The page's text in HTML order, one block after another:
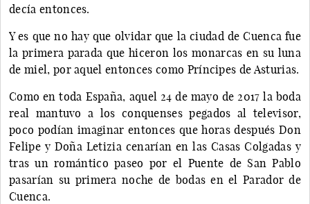
decía entonces.
Y es que no hay que olvidar que la ciudad de Cuenca fue
la primera parada que hiceron los monarcas en su luna
de miel, por aquel entonces como Príncipes de Asturias.
Como en toda España, aquel 24 de mayo de 2017 la boda
real mantuvo a los conquenses pegados al televisor,
poco podían imaginar entonces que horas después Don
Felipe y Doña Letizia cenarían en las Casas Colgadas y
tras un romántico paseo por el Puente de San Pablo
pasarían su primera noche de bodas en el Parador de
Cuenca.